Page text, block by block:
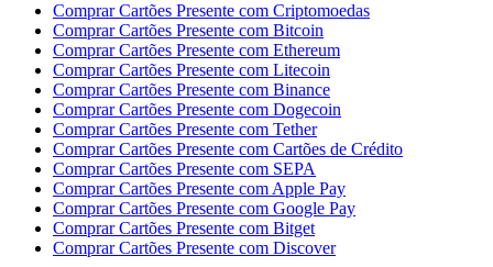
Comprar Cartões Presente com Criptomoedas
Comprar Cartões Presente com Bitcoin
Comprar Cartões Presente com Ethereum
Comprar Cartões Presente com Litecoin
Comprar Cartões Presente com Binance
Comprar Cartões Presente com Dogecoin
Comprar Cartões Presente com Tether
Comprar Cartões Presente com Cartões de Crédito
Comprar Cartões Presente com SEPA
Comprar Cartões Presente com Apple Pay
Comprar Cartões Presente com Google Pay
Comprar Cartões Presente com Bitget
Comprar Cartões Presente com Discover